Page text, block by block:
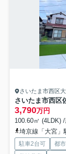
さいたま市西区大
3,790万円
100.60㎡ (4LDK)
埼京線「大宮」
駐車2台可 都